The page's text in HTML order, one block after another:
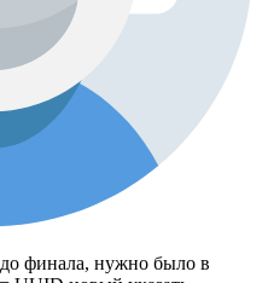
финала, нужно было в